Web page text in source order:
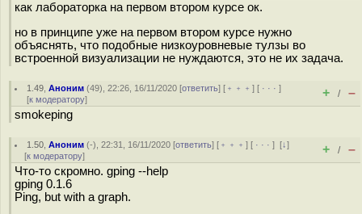
как лабораторка на первом втором курсе ок.
но в принципе уже на первом втором курсе нужно
объяснять, что подобные низкоуровневые тулзы во
встроенной визуализации не нуждаются, это не их задача.
1.49 ,Аноним (49), 22:26, 16/11/2020 [ответить] [ ﹢﹢﹢] [ · · ·]
[к модератору] + / –
smokeping
1.50 ,Аноним (-), 22:31, 16/11/2020 [ответить] [ ﹢﹢﹢] [ · · ·][↓]
[к модератору] + / –
Что-то скромно. gping --help
gping 0.1.6
Ping, but with a graph.